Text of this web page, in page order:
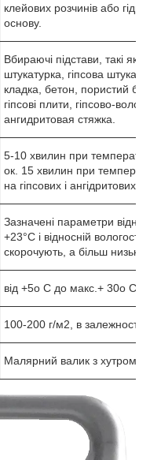
клейових розчинів або
основу.
Вбираючі підстави, такі
штукатурка, гіпсова
кладка, бетон, пористий
гіпсові плити, гіпсово-
ангидритовая стяжка.
5-10 хвилин при
ок. 15 хвилин при
на гіпсових і ангідритових
Зазначені параметри
+23°С і відносній вологості
скорочують, а більш
від +5о С до макс.+ 30о С
100-200 г/м2, в залежності
Малярний валик з хутром,